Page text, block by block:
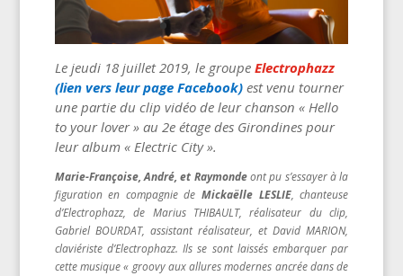
Le jeudi 18 juillet 2019, le groupe Electrophazz
(lien vers leur page Facebook)est venu tourner
une partie du clip vidéo de leur chanson « Hello
to your lover » au 2e étage des Girondines pour
leur album « Electric City ».
Marie-Françoise, André, et Raymondeont pu s’essayer à la
figuration en compagnie deMickaëlle LESLIE, chanteuse
d’Electrophazz, de Marius THIBAULT, réalisateur du clip,
Gabriel BOURDAT, assistant réalisateur, et David MARION,
claviériste d’Electrophazz. Ils se sont laissés embarquer par
cette musique « groovy aux allures modernes ancrée dans de